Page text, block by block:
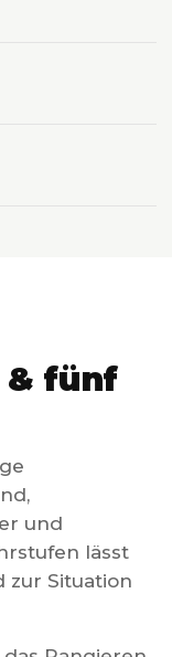
& fünf
und
lässt
zur Situation